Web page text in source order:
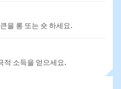
을 롱 또는 숏 하세요.
적 소득을 얻으세요.